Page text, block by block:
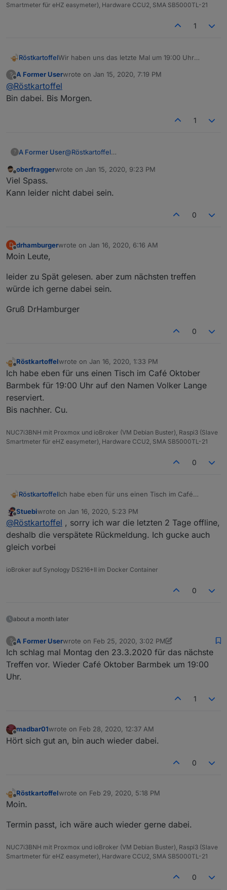
Smartmeter für eHZ easymeter), Hardware CCU2, SMA SB5000TL-21
1
RöstkartoffelWir haben uns das letzte Mal um 19:00 Uhr
Wollen wir uns morgen auch wieder um 19:00 Uhr
treffen?
@Stuebiwürdest du wie von dir angeboten einen
Tisch reservieren?
?
Offline
A Former Userwrote on Jan 15, 2020, 7:19 PM
last edited by
@Röstkartoffel
Bin dabei. Bis Morgen.
1
? A Former User@Röstkartoffel
Offline
oberfraggerwrote on Jan 15, 2020, 9:23 PM
last edited by
Viel Spass.
Kann leider nicht dabei sein.
0
D
Offline
drhamburgerwrote on Jan 16, 2020, 6:16 AM
last edited by
Moin Leute,
leider zu Spät gelesen. aber zum nächsten treffen
würde ich gerne dabei sein.
Gruß DrHamburger
0
Offline
Röstkartoffelwrote on Jan 16, 2020, 1:33 PM
last edited by
Ich habe eben für uns einen Tisch im Café Oktober
Barmbek für 19:00 Uhr auf den Namen Volker Lange
reserviert.
Bis nachher. Cu.
NUC7i3BNH mit Proxmox und ioBroker (VM Debian Buster), Raspi3 (Slave
Smartmeter für eHZ easymeter), Hardware CCU2, SMA SB5000TL-21
0
RöstkartoffelIch habe eben für uns einen Tisch im Café
Volker Lange reserviert.
Bis nachher. Cu.
Offline
Stuebiwrote on Jan 16, 2020, 5:23 PM
last edited by
@Röstkartoffel , sorry ich war die letzten 2 Tage offline,
deshalb die verspätete Rückmeldung. Ich gucke auch
gleich vorbei
ioBroker auf Synology DS216+II im Docker Container
0
about a month later
?
Offline
A Former Userwrote on Feb 25, 2020, 3:02 PM
last edited by A Former User Mar 2, 2020, 5:55 PM
Ich schlag mal Montag den 23.3.2020 für das nächste
Treffen vor. Wieder Café Oktober Barmbek um 19:00
Uhr.
1
Offline
madbar01wrote on Feb 28, 2020, 12:37 AM
last edited by
Hört sich gut an, bin auch wieder dabei.
0
Offline
Röstkartoffelwrote on Feb 29, 2020, 5:18 PM
last edited by
Moin.
Termin passt, ich wäre auch wieder gerne dabei.
NUC7i3BNH mit Proxmox und ioBroker (VM Debian Buster), Raspi3 (Slave
Smartmeter für eHZ easymeter), Hardware CCU2, SMA SB5000TL-21
0